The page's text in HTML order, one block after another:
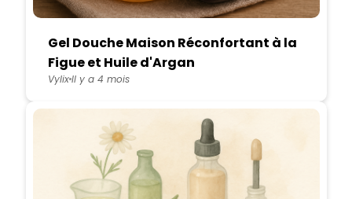
Gel Douche Maison Réconfortant à la
Figue et Huile d'Argan
VylixIl y a 4 mois